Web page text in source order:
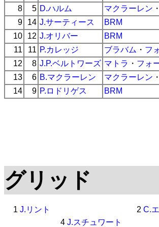
8
5 D.ハルム マクラーレン ・
9
14 J.サーティース BRM
10
12 J.オリバー BRM
11
11 P.カレッジ ブラバム ・ フ
12
8 J.P.ベルトワーズ マトラ ・ フォ
13
6 B.マクラーレン マクラーレン ・
14
9 P.ロドリゲス BRM
グリッド
1 J.リント 2 C.
4 J.スチュワート